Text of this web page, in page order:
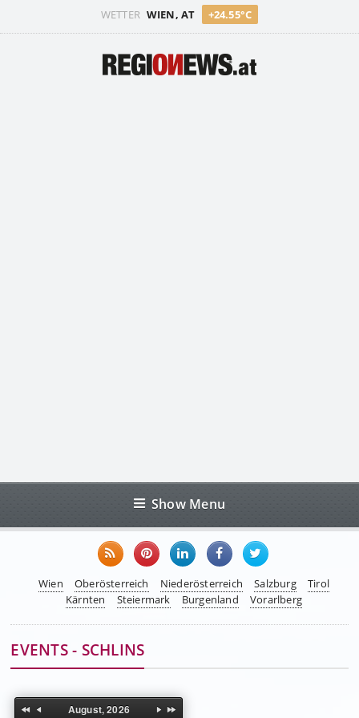
WETTER WIEN, AT +24.55°C
Show Menu
Wien Oberösterreich Niederösterreich Salzburg
Tirol
Kärnten
Steiermark Burgenland Vorarlberg
EVENTS - SCHLINS
August, 2026